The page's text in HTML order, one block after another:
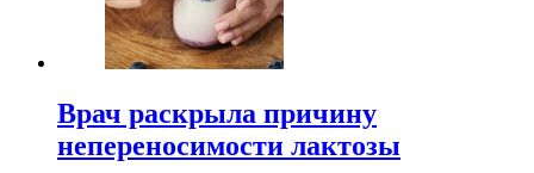
Врач раскрыла причину
непереносимости лактозы